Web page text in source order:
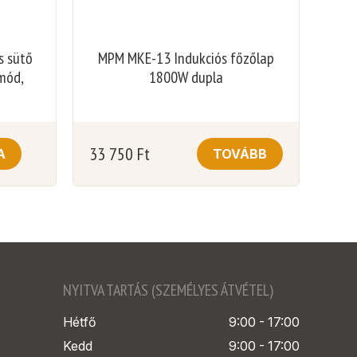
sütő
MPM MKE-13 Indukciós főzőlap
1800W dupla
33 750 Ft TOVÁBB
NYITVA TARTÁS (SZEMÉLYES ÁTVÉTEL)
Hétfő
9:00 - 17:00
Kedd
9:00 - 17:00